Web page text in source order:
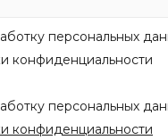
персональных
конфиденциальности
персональных
конфиденциальности